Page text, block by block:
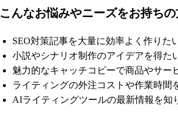
こんなお悩みやニーズをお持ち
SEO対策記事を大量に効率よく作りた
小説やシナリオ制作のアイデアを得た
魅力的なキャッチコピーで商品やサー
ライティングの外注コストや作業時間
AIライティングツールの最新情報を知